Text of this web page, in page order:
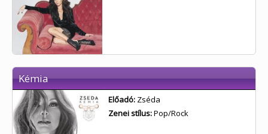
Kémia
Előadó: Zséda
Zenei stílus:Pop/Rock